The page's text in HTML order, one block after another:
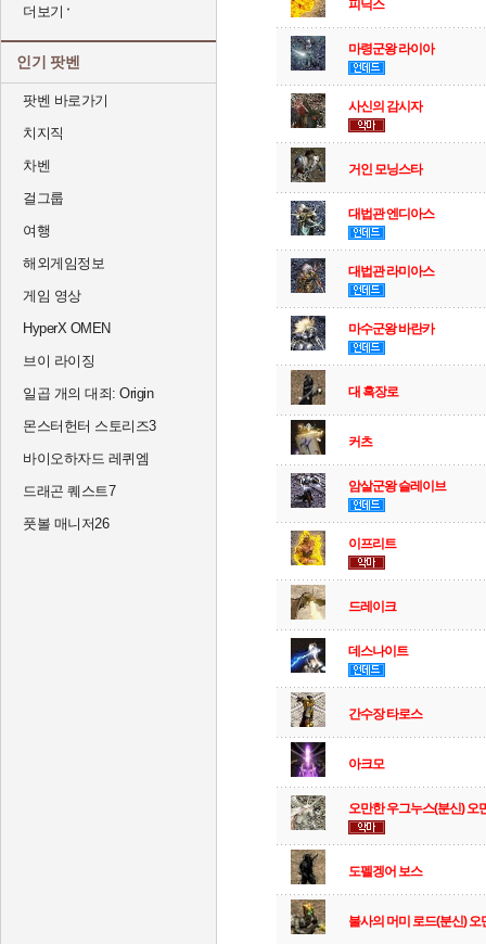
더보기
인기 팟벤
팟벤 바로가기
치지직
차벤
걸그룹
여행
해외게임정보
게임 영상
HyperX OMEN
브이 라이징
일곱 개의 대죄: Origin
몬스터헌터 스토리즈3
바이오하자드 레퀴엠
드래곤 퀘스트7
풋볼 매니저26
피닉스
마령군왕 라이아
사신의 감시자
거인 모닝스타
대법관 엔디아스
대법관 라미아스
마수군왕 바란카
대 흑장로
커츠
암살군왕 슬레이브
이프리트
드레이크
데스나이트
간수장 타로스
아크모
오만한 우그누스(분신) 오
도펠겡어 보스
불사의 머미 로드(분신) 오